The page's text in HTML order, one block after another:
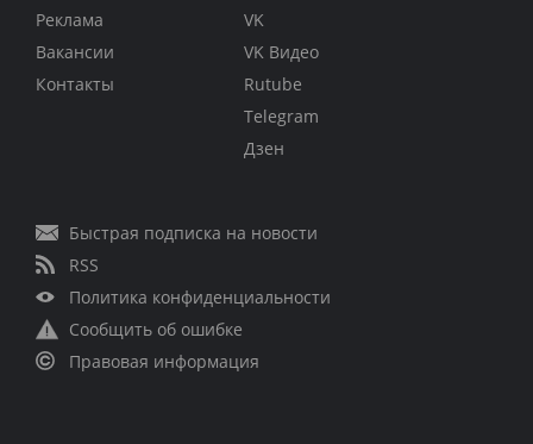
Реклама
Вакансии
Контакты
VK
VK Видео
Rutube
Telegram
Дзен
Быстрая подписка на новости
RSS
Политика конфиденциальности
Сообщить об ошибке
Правовая информация